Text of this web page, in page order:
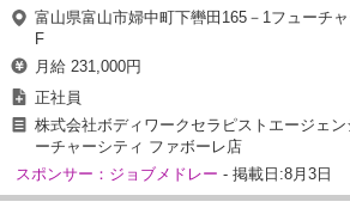
富山県富山市婦中町下轡田165－1フューチ
F
月給 231,000円
正社員
株式会社ボディワークセラピストエージ
ーチャーシティ ファボーレ店
スポンサー：ジョブメドレー - 掲載日:8月3日